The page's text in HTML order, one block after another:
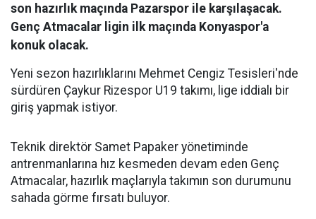
son hazırlık maçında Pazarspor ile karşılaşacak.
Genç Atmacalar ligin ilk maçında Konyaspor'a
konuk olacak.
Yeni sezon hazırlıklarını Mehmet Cengiz Tesisleri'nde
sürdüren Çaykur Rizespor U19 takımı, lige iddialı bir
giriş yapmak istiyor.
Teknik direktör Samet Papaker yönetiminde
antrenmanlarına hız kesmeden devam eden Genç
Atmacalar, hazırlık maçlarıyla takımın son durumunu
sahada görme fırsatı buluyor.